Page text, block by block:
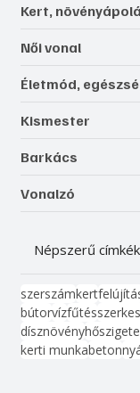
Kert,
Női vonal
Életmód,
Kismester
Barkács
Vonalzó
Népszerű címkék
szerszámkert
bútorvízfűtés
dísznövény
kerti munkabeton